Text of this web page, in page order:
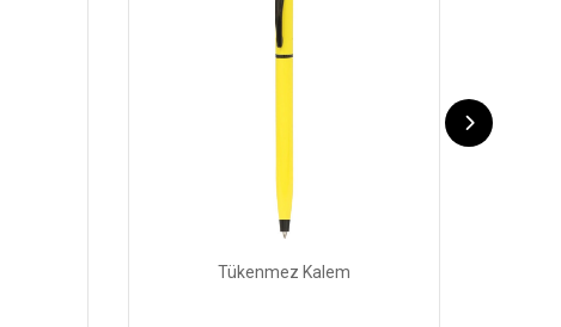
Tükenmez Kalem